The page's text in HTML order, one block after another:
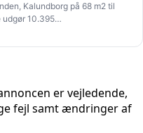
Kalundborg på 68 m2 til
udgør 10.395…
er vejledende,
fejl samt ændringer af